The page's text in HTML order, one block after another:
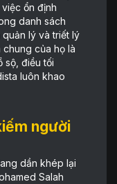
ổn định
danh sách
lý và triết lý
của họ là
sộ, điều tối
luôn khao
người
dần khép lại
Salah